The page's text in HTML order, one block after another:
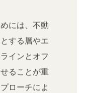
には、不動
する層やエ
インとオフ
ることが重
ローチによ